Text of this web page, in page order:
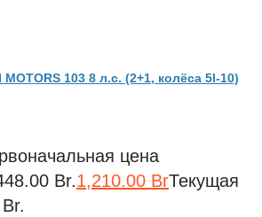
103 8 л.с. (2+1, колёса 5l-10)
цена
Br.1,210.00 BrТекущая